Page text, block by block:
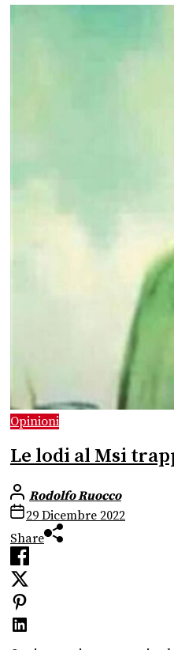
Opinioni
Le lodi al Msi
Rodolfo Ruocco
29 Dicembre 2022
Share